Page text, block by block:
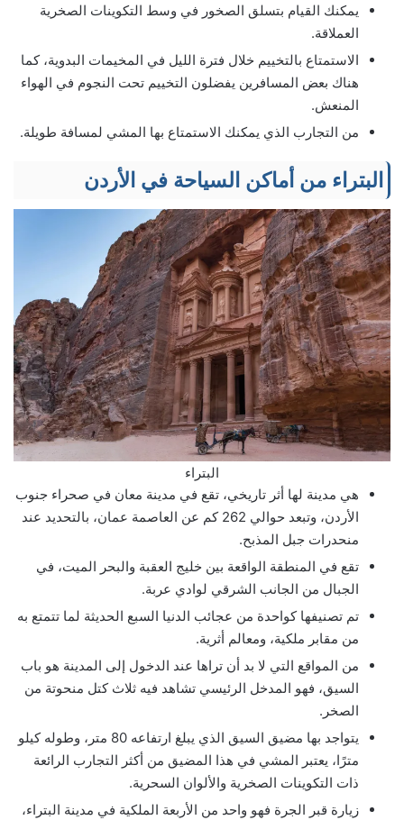
يمكنك القيام بتسلق الصخور في وسط التكوينات الصخرية
العملاقة.
الاستمتاع بالتخييم خلال فترة الليل في المخيمات البدوية، كما
هناك بعض المسافرين يفضلون التخييم تحت النجوم في الهواء
المنعش.
من التجارب الذي يمكنك الاستمتاع بها المشي لمسافة طويلة.
البتراء من أماكن السياحة في الأردن
البتراء
هي مدينة لها أثر تاريخي، تقع في مدينة معان في صحراء جنوب
الأردن، وتبعد حوالي 262 كم عن العاصمة عمان، بالتحديد عند
منحدرات جبل المذبح.
تقع في المنطقة الواقعة بين خليج العقبة والبحر الميت، في
الجبال من الجانب الشرقي لوادي عربة.
تم تصنيفها كواحدة من عجائب الدنيا السبع الحديثة لما تتمتع به
من مقابر ملكية، ومعالم أثرية.
من المواقع التي لا بد أن تراها عند الدخول إلى المدينة هو باب
السيق، فهو المدخل الرئيسي تشاهد فيه ثلاث كتل منحوتة من
الصخر.
يتواجد بها مضيق السيق الذي يبلغ ارتفاعه 80 متر، وطوله كيلو
مترًا، يعتبر المشي في هذا المضيق من أكثر التجارب الرائعة
ذات التكوينات الصخرية والألوان السحرية.
زيارة قبر الجرة فهو واحد من الأربعة الملكية في مدينة البتراء،